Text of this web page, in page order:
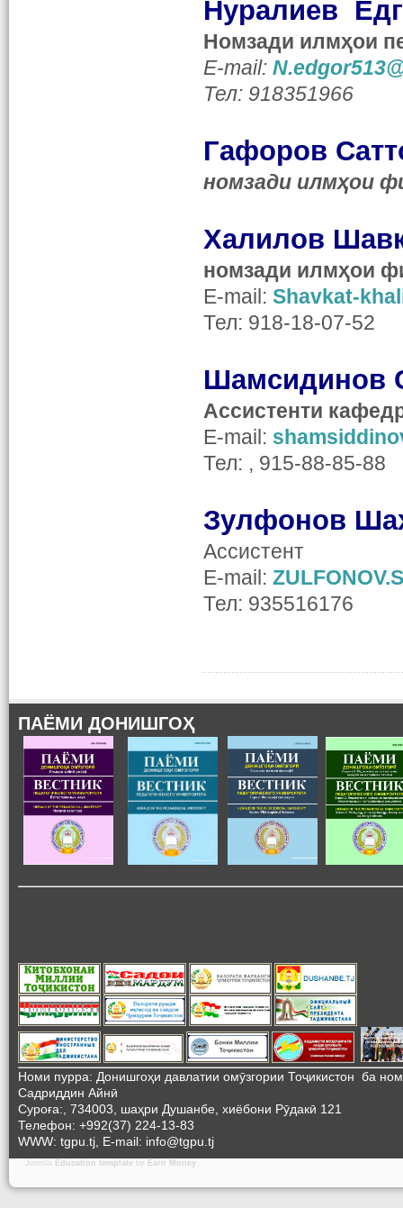
Нуралиев
Номзади илмҳои
E-mail:
Тел: 918351966
Гафоров
номзади илмҳои
Халилов
номзади илмҳои
E-mail: Shavkat-
Тел: 918-18-07-52
Шамсидинов
Ассистенти
E-mail:
Тел: , 915-88-85-88
Зулфонов
Ассистент
E-mail:
Тел: 935516176
ПАЁМИ ДОНИШГОҲ
Номи пурра: Донишгоҳи давлатии омӯзгории Тоҷикистон ба
Садриддин Айнӣ
Суроға:, 734003, шаҳри Душанбе, хиёбони Рӯдакӣ 121
Телефон: +992(37) 224-13-83
WWW: tgpu.tj, E-mail: info@tgpu.tj
Joomla Education template by Earn Money